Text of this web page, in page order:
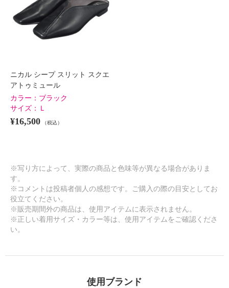
ニカル シープ スリット スクエ
アトゥミュール
カラー： ブラック
サイズ：
Ｌ
¥16,500 （税込）
※写り方によって、実際の商品と色味等が異なる場合がありま
す。
※コメントは投稿者個人の感想です。ご購入の際の目安としてお
役立てください。
※販売期間外の商品は、使用アイテムに表示されません。
※正しい着用サイズ・カラー等は、使用アイテムをご確認くださ
い。
使用ブランド